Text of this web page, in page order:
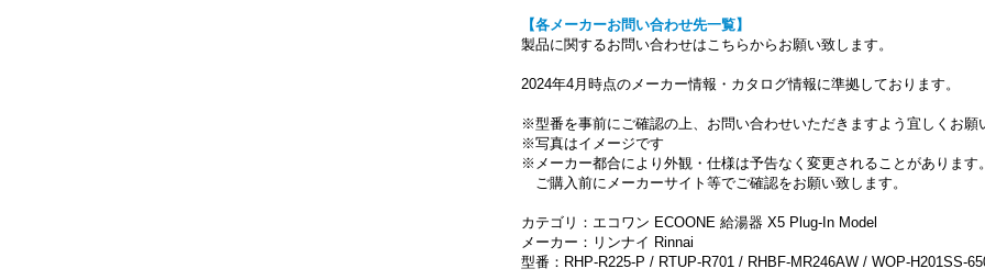
【各メーカーお問い合わせ先一覧】
製品に関するお問い合わせはこちらからお願い致します。
2024年4月時点のメーカー情報・カタログ情報に準拠しております。
※型番を事前にご確認の上、お問い合わせいただきますよう宜しくお願
※写真はイメージです
※メーカー都合により外観・仕様は予告なく変更されることがあります。
ご購入前にメーカーサイト等でご確認をお願い致します。
カテゴリ：エコワン ECOONE 給湯器 X5 Plug-In Model
メーカー：リンナイ Rinnai
型番：RHP-R225-P / RTUP-R701 / RHBF-MR246AW / WOP-H201SS-